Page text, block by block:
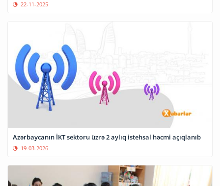
22-11-2025
Azərbaycanın İKT sektoru üzrə 2 aylıq istehsal həcmi açıqlanıb
19-03-2026